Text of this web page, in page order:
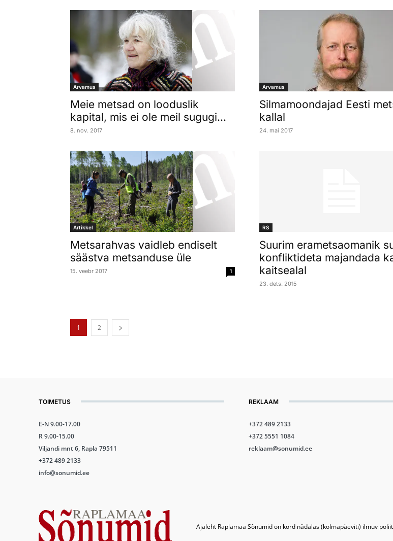
Arvamus
Meie metsad on looduslik
kapital, mis ei ole meil sugugi...
8. nov. 2017
Arvamus
Silmamoondajad Eesti
kallal
24. mai 2017
Artikkel
Metsarahvas vaidleb endiselt
säästva metsanduse üle
15. veebr 2017 1
RS
Suurim erametsaomanik
konfliktideta majandada
kaitsealal
23. dets. 2015
1 2
TOIMETUS
E-N 9.00-17.00
R 9.00-15.00
Viljandi mnt 6, Rapla 79511
+372 489 2133
info@sonumid.ee
REKLAAM
+372 489 2133
+372 5551 1084
reklaam@sonumid.ee
Ajaleht Raplamaa Sõnumid on kord nädalas (kolmapäeviti) ilmuv